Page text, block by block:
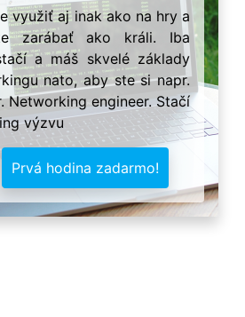
využiť aj inak ako na hry a
zarábať ako králi. Iba
a máš skvelé základy
nato, aby ste si napr.
Networking engineer. Stačí
výzvu
Prvá hodina zadarmo!